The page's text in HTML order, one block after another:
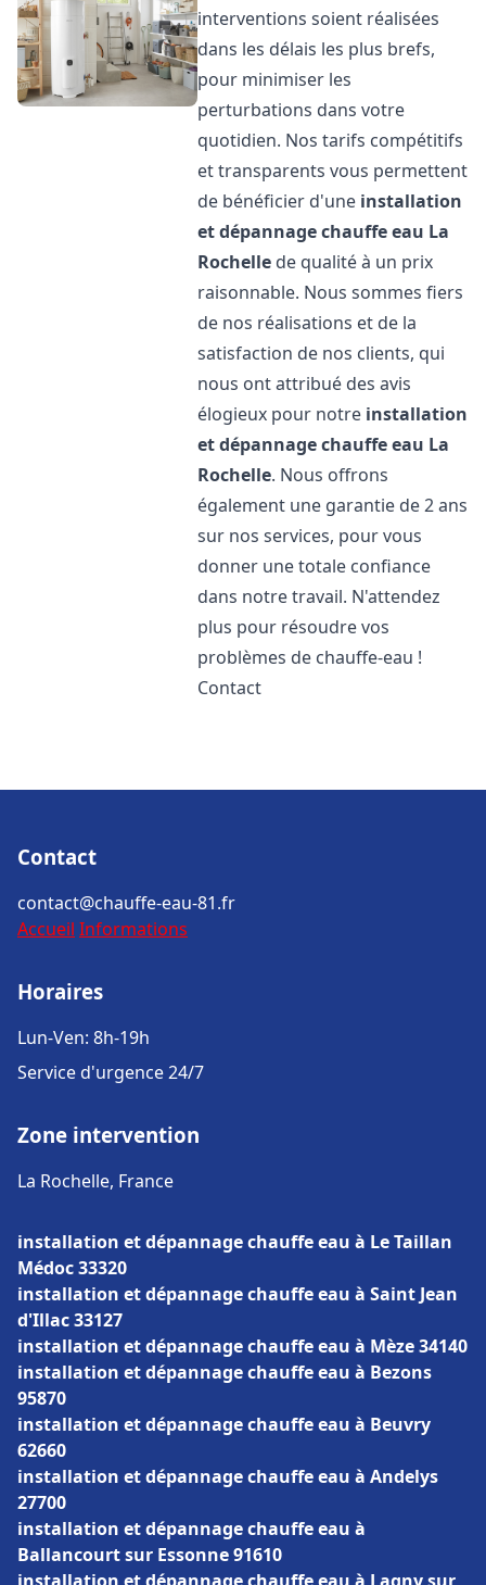
interventions soient réalisées
dans les délais les plus brefs,
pour minimiser les
perturbations dans votre
quotidien. Nos tarifs compétitifs
et transparents vous permettent
de bénéficier d'une installation
et dépannage chauffe eau La
Rochelle de qualité à un prix
raisonnable. Nous sommes fiers
de nos réalisations et de la
satisfaction de nos clients, qui
nous ont attribué des avis
élogieux pour notre installation
et dépannage chauffe eau La
Rochelle. Nous offrons
également une garantie de 2 ans
sur nos services, pour vous
donner une totale confiance
dans notre travail. N'attendez
plus pour résoudre vos
problèmes de chauffe-eau !
Contact
Contact
contact@chauffe-eau-81.fr
Accueil Informations
Horaires
Lun-Ven: 8h-19h
Service d'urgence 24/7
Zone intervention
La Rochelle, France
installation et dépannage chauffe eau à Le Taillan
Médoc 33320
installation et dépannage chauffe eau à Saint Jean
d'Illac 33127
installation et dépannage chauffe eau à Mèze 34140
installation et dépannage chauffe eau à Bezons
95870
installation et dépannage chauffe eau à Beuvry
62660
installation et dépannage chauffe eau à Andelys
27700
installation et dépannage chauffe eau à
Ballancourt sur Essonne 91610